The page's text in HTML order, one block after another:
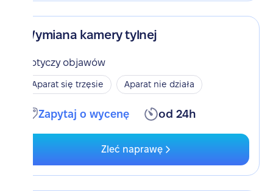
Wymiana kamery tylnej
Dotyczy objawów
Aparat się trzęsie Aparat nie działa
Zapytaj o wycenę od 24h
Zleć naprawę